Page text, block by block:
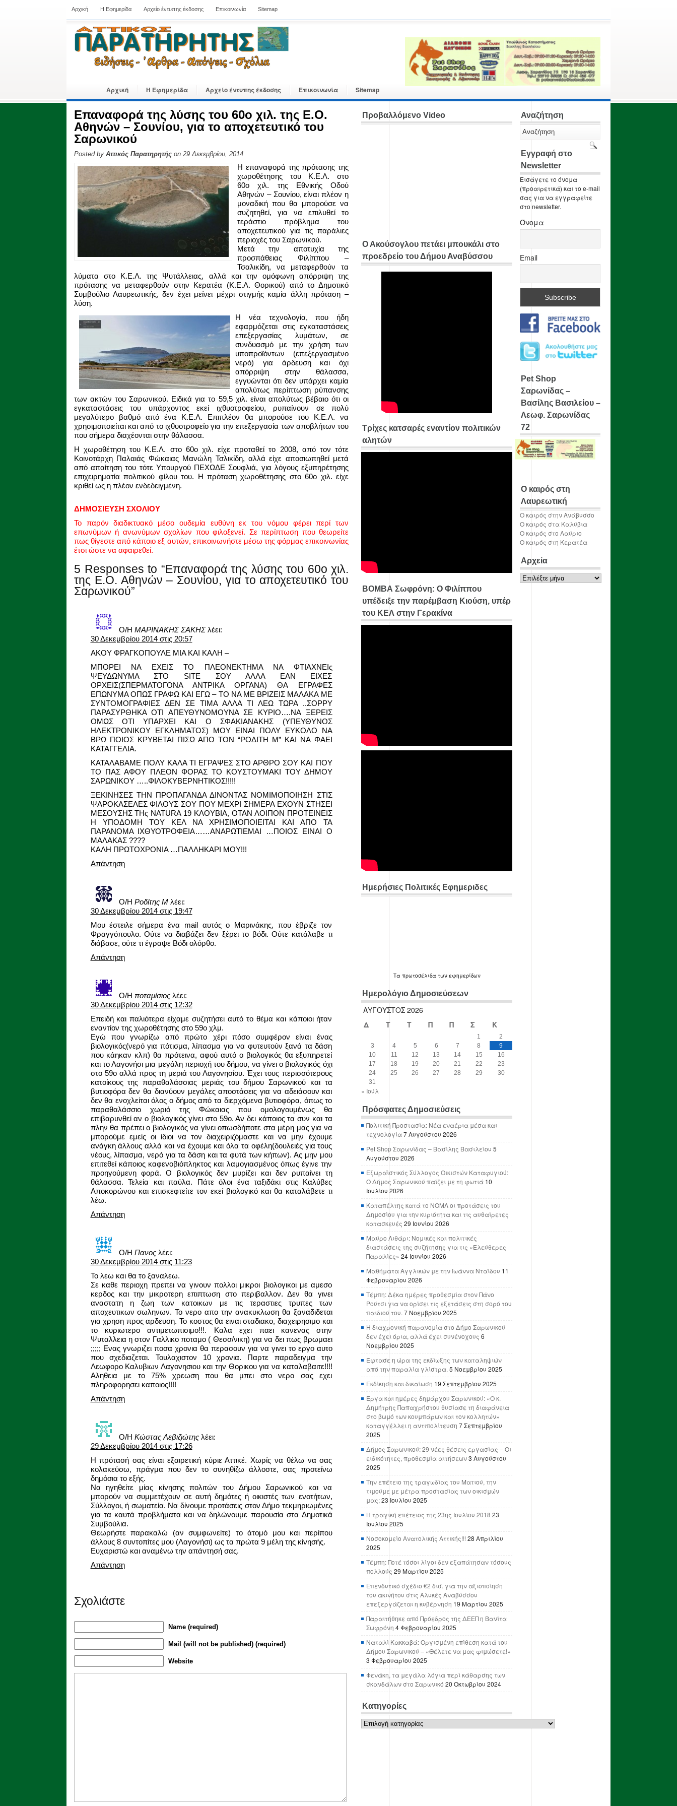
Αρχική Η Εφημερίδα Αρχείο έντυπης έκδοσης Επικοινωνία Sitemap
Αρχική Η Εφημερίδα Αρχείο έντυπης έκδοσης Επικοινωνία Sitemap
Επαναφορά της λύσης του 60ο χιλ. της Ε.Ο.
Αθηνών – Σουνίου, για το αποχετευτικό του
Σαρωνικού
Posted by Αττικός Παρατηρητής on 29 Δεκεμβρίου, 2014
Η επαναφορά της πρότασης της
χωροθέτησης του Κ.Ε.Λ. στο
60ο χιλ. της Εθνικής Οδού
Αθηνών – Σουνίου, είναι πλέον η
μοναδική που θα μπορούσε να
συζητηθεί, για να επιλυθεί το
τεράστιο πρόβλημα του
αποχετευτικού για τις παράλιες
περιοχές του Σαρωνικού.
Μετά την αποτυχία της
προσπάθειας Φιλίππου –
Τσαλικίδη, να μεταφερθούν τα
λύματα στο Κ.Ε.Λ. της Ψυτάλλειας, αλλά και την ομόφωνη απόρριψη της
πρότασης να μεταφερθούν στην Κερατέα (Κ.Ε.Λ. Θορικού) από το Δημοτικό
Συμβούλιο Λαυρεωτικής, δεν έχει μείνει μέχρι στιγμής καμία άλλη πρόταση –
λύση.
Η νέα τεχνολογία, που ήδη
εφαρμόζεται στις εγκαταστάσεις
επεξεργασίας λυμάτων, σε
συνδυασμό με την χρήση των
υποπροϊόντων (επεξεργασμένο
νερό) για άρδευση και όχι
απόρριψη στην θάλασσα,
εγγυώνται ότι δεν υπάρχει καμία
απολύτως περίπτωση ρύπανσης
των ακτών του Σαρωνικού. Ειδικά για το 59,5 χιλ. είναι απολύτως βέβαιο ότι οι
εγκαταστάσεις του υπάρχοντος εκεί ιχθυοτροφείου, ρυπαίνουν σε πολύ
μεγαλύτερο βαθμό από ένα Κ.Ε.Λ. Επιπλέον θα μπορούσε του Κ.Ε.Λ. να
χρησιμοποιείται και από το ιχθυοτροφείο για την επεξεργασία των αποβλήτων του
που σήμερα διαχέονται στην θάλασσα.
Η χωροθέτηση του Κ.Ε.Λ. στο 60ο χιλ. είχε προταθεί το 2008, από τον τότε
Κοινοτάρχη Παλαιάς Φώκαιας Μανώλη Τσλικίδη, αλλά είχε αποσιωπηθεί μετά
από απαίτηση του τότε Υπουργού ΠΕΧΩΔΕ Σουφλιά, για λόγους εξυπηρέτησης
επιχειρηματία πολιτικού φίλου του. Η πρόταση χωροθέτησης στο 60ο χιλ. είχε
κριθεί ως η πλέον ενδεδειγμένη.
ΔΗΜΟΣΙΕΥΣΗ ΣΧΟΛΙΟΥ
Το παρόν διαδικτυακό μέσο ουδεμία ευθύνη εκ του νόμου φέρει περί των
επωνύμων ή ανωνύμων σχολίων που φιλοξενεί. Σε περίπτωση που θεωρείτε
πως θίγεστε από κάποιο εξ αυτών, επικοινωνήστε μέσω της φόρμας επικοινωνίας
έτσι ώστε να αφαιρεθεί.
5 Responses to “Επαναφορά της λύσης του 60ο χιλ.
της Ε.Ο. Αθηνών – Σουνίου, για το αποχετευτικό του
Σαρωνικού”
Ο/Η ΜΑΡΙΝΑΚΗΣ ΣΑΚΗΣ λέει:
30 Δεκεμβρίου 2014 στις 20:57
ΑΚΟΥ ΦΡΑΓΚΟΠΟΥΛΕ ΜΙΑ ΚΑΙ ΚΑΛΗ –
ΜΠΟΡΕΙ ΝΑ ΕΧΕΙΣ ΤΟ ΠΛΕΟΝΕΚΤΗΜΑ ΝΑ ΦΤΙΑΧΝΕΙς
ΨΕΥΔΩΝΥΜΑ ΣΤΟ SITE ΣΟΥ ΑΛΛΑ ΕΑΝ ΕΙΧΕΣ
ΟΡΧΕΙΣ(ΣΠΕΡΜΑΤΟΓΟΝΑ ΑΝΤΡΙΚΑ ΟΡΓΑΝΑ) ΘΑ ΕΓΡΑΦΕΣ
ΕΠΩΝΥΜΑ ΟΠΩΣ ΓΡΑΦΩ ΚΑΙ ΕΓΩ – ΤΟ ΝΑ ΜΕ ΒΡΙΖΕΙΣ ΜΑΛΑΚΑ ΜΕ
ΣΥΝΤΟΜΟΓΡΑΦΙΕΣ ΔΕΝ ΣΕ ΤΙΜΑ ΑΛΛΑ ΤΙ ΛΕΩ ΤΩΡΑ ..ΣΟΡΡΥ
ΠΑΡΑΣΥΡΘΗΚΑ ΟΤΙ ΑΠΕΥΘΥΝΟΜΟΥΝΑ ΣΕ ΚΥΡΙΟ….ΝΑ ΞΕΡΕΙΣ
ΟΜΩΣ ΟΤΙ ΥΠΑΡΧΕΙ ΚΑΙ Ο ΣΦΑΚΙΑΝΑΚΗΣ (ΥΠΕΥΘΥΝΟΣ
ΗΛΕΚΤΡΟΝΙΚΟΥ ΕΓΚΛΗΜΑΤΟΣ) ΜΟΥ ΕΙΝΑΙ ΠΟΛΥ ΕΥΚΟΛΟ ΝΑ
ΒΡΩ ΠΟΙΟΣ ΚΡΥΒΕΤΑΙ ΠΙΣΩ ΑΠΟ ΤΟΝ “ΡΟΔΙΤΗ Μ” ΚΑΙ ΝΑ ΦΑΕΙ
ΚΑΤΑΓΓΕΛΙΑ.
ΚΑΤΑΛΑΒΑΜΕ ΠΟΛΥ ΚΑΛΑ ΤΙ ΕΓΡΑΨΕΣ ΣΤΟ ΑΡΘΡΟ ΣΟΥ ΚΑΙ ΠΟΥ
ΤΟ ΠΑΣ ΑΦΟΥ ΠΛΕΟΝ ΦΟΡΑΣ ΤΟ ΚΟΥΣΤΟΥΜΑΚΙ ΤΟΥ ΔΗΜΟΥ
ΣΑΡΩΝΙΚΟΥ …..ΦΙΛΟΚΥΒΕΡΝΗΤΙΚΟΣ!!!!!
ΞΕΚΙΝΗΣΕΣ ΤΗΝ ΠΡΟΠΑΓΑΝΔΑ ΔΙΝΟΝΤΑΣ ΝΟΜΙΜΟΠΟΙΗΣΗ ΣΤΙΣ
ΨΑΡΟΚΑΣΕΛΕΣ ΦΙΛΟΥΣ ΣΟΥ ΠΟΥ ΜΕΧΡΙ ΣΗΜΕΡΑ ΕΧΟΥΝ ΣΤΗΣΕΙ
ΜΕΣΟΥΣΗΣ ΤΗς NATURA 19 ΚΛΟΥΒΙΑ, ΟΤΑΝ ΛΟΙΠΟΝ ΠΡΟΤΕΙΝΕΙΣ
Η ΥΠΟΔΟΜΗ ΤΟΥ ΚΕΛ ΝΑ ΧΡΗΣΙΜΟΠΟΙΕΙΤΑΙ ΚΑΙ ΑΠΟ ΤΑ
ΠΑΡΑΝΟΜΑ ΙΧΘΥΟΤΡΟΦΕΙΑ……ΑΝΑΡΩΤΙΕΜΑΙ …ΠΟΙΟΣ ΕΙΝΑΙ Ο
ΜΑΛΑΚΑΣ ????
ΚΑΛΗ ΠΡΩΤΟΧΡΟΝΙΑ …ΠΑΛΛΗΚΑΡΙ ΜΟΥ!!!
Απάντηση
Ο/Η Ροδίτης Μ λέει:
30 Δεκεμβρίου 2014 στις 19:47
Μου έστειλε σήμερα ένα mail αυτός ο Μαρινάκης, που έβριζε τον
Φραγγόπουλο. Ούτε να διαβάζει δεν ξέρει το βόδι. Ούτε κατάλαβε τι
διάβασε, ούτε τι έγραψε Βόδι ολόρθο.
Απάντηση
Ο/Η ποταμίσιος λέει:
30 Δεκεμβρίου 2014 στις 12:32
Επειδή και παλιότερα είχαμε συζητήσει αυτό το θέμα και κάποιοι ήταν
εναντίον της χωροθέτησης στο 59ο χλμ.
Εγώ που γνωρίζω από πρώτο χέρι πόσο συμφέρον είναι ένας
βιολογικός(νερό για πότισμα, λίπασμα για να φυτευτούν ξανά τα δάση
που κάηκαν κλπ) θα πρότεινα, αφού αυτό ο βιολογικός θα εξυπηρετεί
και το Λαγονήσι μια μεγάλη περιοχή του δήμου, να γίνει ο βιολογικός όχι
στο 59ο αλλά προς τη μεριά του Λαγονησίου. Έχει τους περισσότερους
κατοίκους της παραθαλάσσιας μεριάς του δήμου Σαρωνικού και τα
βυτιοφόρα δεν θα διανύουν μεγάλες αποστάσεις για να αδειάσουν και
δεν θα ενοχλείται όλος ο δήμος από τα διερχόμενα βυτιοφόρα, όπως το
παραθαλάσσιο χωριό της Φώκαιας που ομολογουμένως θα
επιβαρυνθεί αν ο βιολογικός γίνει στο 59ο. Αν δει κάποιος τα συν και τα
πλην θα πρέπει ο βιολογικός να γίνει οπωσδήποτε στα μέρη μας για να
μπορούμε εμείς οι ίδιοι να τον διαχειριζόμαστε και να μην έχουμε
ανάγκη άλλους αλλά και να έχουμε και όλα τα οφέλη(δουλειές για τους
νέους, λίπασμα, νερό για τα δάση και τα φυτά των κήπων). Ας μην μου
επιτεθεί κάποιος καφενοβιόπληκτος και λαμογιασμένος όπως έγινε την
προηγούμενη φορά. Ο βιολογικός δεν μυρίζει και δεν ρυπαίνει τη
θάλασσα. Τελεία και παύλα. Πάτε όλοι ένα ταξιδάκι στις Καλύβες
Αποκορώνου και επισκεφτείτε τον εκεί βιολογικό και θα καταλάβετε τι
λέω.
Απάντηση
Ο/Η Πανος λέει:
30 Δεκεμβρίου 2014 στις 11:23
Το λεω και θα το ξαναλεω.
Σε καθε περιοχη πρεπει να γινουν πολλοι μικροι βιολογικοι με αμεσο
κερδος και την μικροτερη επιπτωση στο περιβαλλον. Δεν θα γινει
αναστατη η ζωη των κατοικων με τις τεραστιες τρυπες των
αποχευτικων σωληνων. Το νερο απο την ανακυκλωση θα ξαναδιδεται
για χρηση προς αρδευση. Το κοστος θα ειναι σταδιακο, διαχειρησιμο και
το κυριωτερο αντιμετωπισιμο!!!. Καλα εχει παει κανενας στην
Ψυταλλεια η στον Γαλλικο ποταμο ( Θεσσ/νικη) για να δει πως βρωμαει
;;;;; Ενας γνωριζει ποσα χρονια θα περασουν για να γινει το εργο αυτο
που σχεδιαζεται. Τουλαχιστον 10 χρονια. Παρτε παραδειγμα την
Λεωφορο Καλυβιων Λαγονησιου και την Θορικου για να καταλαβαιτε!!!!
Αληθεια με το 75% χρεωση που θα μπει στο νερο σας εχει
πληροφορησει καποιος!!!!
Απάντηση
Ο/Η Κώστας Λεβιζιώτης λέει:
29 Δεκεμβρίου 2014 στις 17:26
Η πρότασή σας είναι εξαιρετική κύριε Αττικέ. Χωρίς να θέλω να σας
κολακεύσω, πράγμα που δεν το συνηθίζω άλλοστε, σας προτείνω
δημόσια το εξής.
Να ηγηθείτε μίας κίνησης πολιτών του Δήμου Σαρωνικού και να
μπορούν να συμμετέχουν σε αυτή δημότες ή οικιστές των ενοτήτων,
Σύλλογοι, ή σωματεία. Να δίνουμε προτάσεις στον Δήμο τεκμηριωμένες
για τα καυτά προβλήματα και να δηλώνουμε παρουσία στα Δημοτικά
Συμβούλια.
Θεωρήστε παρακαλώ (αν συμφωνείτε) το άτομό μου και περίπου
άλλους 8 συντοπίτες μου (Λαγονήσι) ως τα πρώτα 9 μέλη της κίνησής.
Eυχαριστώ και αναμένω την απάντησή σας.
Απάντηση
Σχολιάστε
Name (required)
Mail (will not be published) (required)
Website
Προβαλλόμενο Video
Ο Ακούσογλου πετάει μπουκάλι στο
προεδρείο του Δήμου Αναβύσσου
Τρίχες κατσαρές εναντίον πολιτικών
αλητών
ΒΟΜΒΑ Σωφρόνη: Ο Φιλίππου
υπέδειξε την παρέμβαση Κιούση, υπέρ
του ΚΕΛ στην Γερακίνα
Ημερήσιες Πολιτικές Εφημεριδες
Τα πρωτοσέλιδα των εφημερίδων
Ημερολόγιο Δημοσιεύσεων
ΑΎΓΟΥΣΤΟΣ 2026
Δ
Τ Τ Π Π Σ Κ
1
2
3
4 5 6 7 8
9
10
11 12 13 14 15
16
17
18 19 20 21 22
23
24
25 26 27 28 29
30
31
« Ιούλ
Πρόσφατες Δημοσιεύσεις
Πολιτική Προστασία: Νέα εναέρια μέσα και
τεχνολογία7 Αυγούστου 2026
Pet Shop Σαρωνίδας – Βασίλης Βασιλείου 5
Αυγούστου 2026
Εξωραϊστικός Σύλλογος Οικιστών Καταφυγιού:
Ο Δήμος Σαρωνικού παίζει με τη φωτιά 10
Ιουλίου 2026
Καταπέλτης κατά το ΝΟΜΛ οι προτάσεις του
Δημοσίου για την κυριότητα και τις αυθαίρετες
κατασκευές 29 Ιουνίου 2026
Μαύρο Λιθάρι: Νομικές και πολιτικές
διαστάσεις της συζήτησης για τις «Ελεύθερες
Παραλίες» 24 Ιουνίου 2026
Μαθήματα Αγγλικών με την Ιωάννα Νταΐδου 11
Φεβρουαρίου 2026
Τέμπη: Δέκα ημέρες προθεσμία στον Πάνο
Ρούτσι για να ορίσει τις εξετάσεις στη σορό του
παιδιού του. 7 Νοεμβρίου 2025
Η διαχρονική παρανομία στο Δήμο Σαρωνικού
δεν έχει όρια, αλλά έχει συνένοχους 6
Νοεμβρίου 2025
Έφτασε η ώρα της εκδίωξης των καταληψιών
από την παραλία γλίστρα. 5 Νοεμβρίου 2025
Εκδίκηση και δικαίωση 19 Σεπτεμβρίου 2025
Έργα και ημέρες δημάρχου Σαρωνικού: «Ο κ.
Δημήτρης Παπαχρήστου θυσίασε τη διαφάνεια
στο βωμό των κουμπάρων και τον κολλητών»
καταγγέλλει η αντιπολίτευση 7 Σεπτεμβρίου
2025
Δήμος Σαρωνικού: 29 νέες θέσεις εργασίας – Οι
ειδικότητες, προθεσμία αιτήσεων3 Αυγούστου
2025
Την επέτειο της τραγωδίας του Ματιού, την
τιμούμε με μέτρα προστασίας των οικισμών
μας;23 Ιουλίου 2025
Η τραγική επέτειος της 23ης Ιουλίου 2018 23
Ιουλίου 2025
Νοσοκομείο Ανατολικής Αττικής!!! 28 Απριλίου
2025
Τέμπη: Ποτέ τόσοι λίγοι δεν εξαπάτησαν τόσους
πολλούς 29 Μαρτίου 2025
Επενδυτικό σχέδιο €2 δισ. για την αξιοποίηση
του ακινήτου στις Αλυκές Αναβύσσου
επεξεργάζεται η κυβέρνηση 19 Μαρτίου 2025
Παραιτήθηκε από Πρόεδρος της ΔΕΕΠ η Βανίτα
Σωφρόνη 4 Φεβρουαρίου 2025
Ναταλί Κακκαβά: Οργισμένη επίθεση κατά του
Δήμου Σαρωνικού – «Θέλετε να μας φιμώσετε!»
3 Φεβρουαρίου 2025
Φενάκη, τα μεγάλα λόγια περί κάθαρσης των
σκανδάλων στο Σαρωνικό 20 Οκτωβρίου 2024
Κατηγορίες
Κατηγορίες
Αναζήτηση
Εγγραφή στο
Newsletter
Εισάγετε το όνομα
(προαιρετικά) και το e-mail
σας για να εγγραφείτε
στο newsletter.
Όνομα
Email
Pet Shop
Σαρωνίδας –
Βασίλης Βασιλείου –
Λεωφ. Σαρωνίδας
72
Ο καιρός στη
Λαυρεωτική
Ο καιρός στην Ανάβυσσο
Ο καιρός στα Καλύβια
Ο καιρός στο Λαύριο
Ο καιρός στη Κερατέα
Αρχεία
Αρχεία